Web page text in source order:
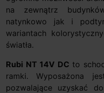
na zewnątrz
natynkowo jak i
wariantach
światła.
Rubi NT 14V DC to
ramki. Wyposażona
pozwalające uzyskać